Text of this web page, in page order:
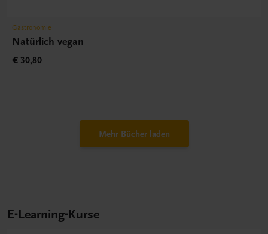
Gastronomie
Natürlich vegan
€ 30,80
Mehr Bücher laden
E-Learning-Kurse